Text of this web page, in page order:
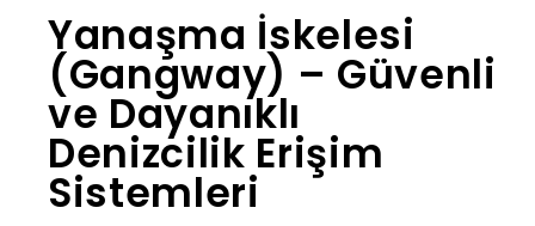
Yanaşma İskelesi
(Gangway) – Güvenli
ve Dayanıklı
Denizcilik Erişim
Sistemleri